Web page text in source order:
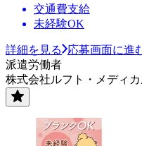
交通費支給
未経験OK
詳細を見る
応募画面に進
派遣労働者
株式会社ルフト・メディ